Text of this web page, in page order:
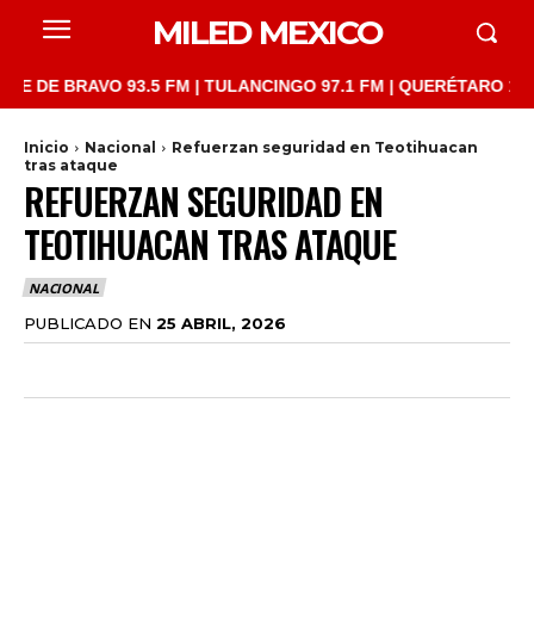
MILED MEXICO
93.5 FM | TULANCINGO 97.1 FM | QUERÉTARO 103.1
Inicio Nacional
Refuerzan seguridad en Teotihuacan
tras ataque
REFUERZAN SEGURIDAD EN
TEOTIHUACAN TRAS ATAQUE
NACIONAL
PUBLICADO EN 25 ABRIL, 2026